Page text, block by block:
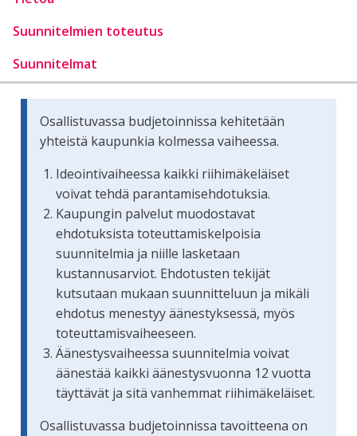
Suunnitelmien toteutus
Suunnitelmat
Osallistuvassa budjetoinnissa kehitetään
yhteistä kaupunkia kolmessa vaiheessa.
Ideointivaiheessa kaikki riihimäkeläiset
voivat tehdä parantamisehdotuksia.
Kaupungin palvelut muodostavat
ehdotuksista toteuttamiskelpoisia
suunnitelmia ja niille lasketaan
kustannusarviot. Ehdotusten tekijät
kutsutaan mukaan suunnitteluun ja mikäli
ehdotus menestyy äänestyksessä, myös
toteuttamisvaiheeseen.
Äänestysvaiheessa suunnitelmia voivat
äänestää kaikki äänestysvuonna 12 vuotta
täyttävät ja sitä vanhemmat riihimäkeläiset.
Osallistuvassa budjetoinnissa tavoitteena on